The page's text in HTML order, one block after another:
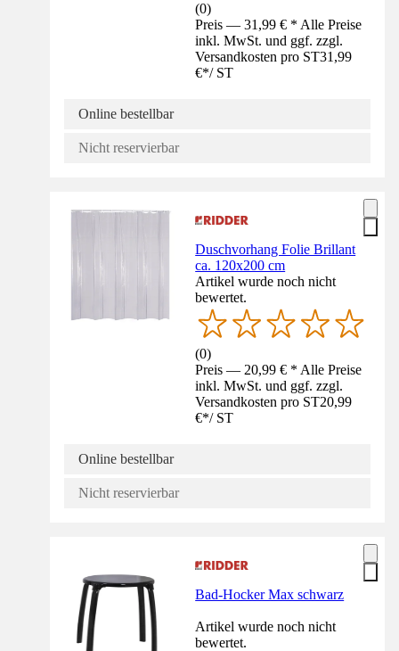
(0)
Preis — 31,99 € * Alle Preise
inkl. MwSt. und ggf. zzgl.
Versandkosten pro ST31,99
€*/ ST
Online bestellbar
Nicht reservierbar
Duschvorhang Folie Brillant
ca. 120x200 cm
Artikel wurde noch nicht
bewertet.
(0)
Preis — 20,99 € * Alle Preise
inkl. MwSt. und ggf. zzgl.
Versandkosten pro ST20,99
€*/ ST
Online bestellbar
Nicht reservierbar
Bad-Hocker Max schwarz
Artikel wurde noch nicht
bewertet.